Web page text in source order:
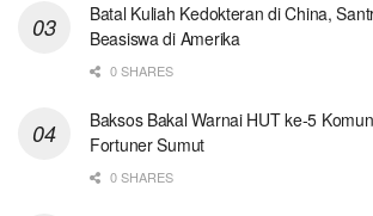
Batal Kuliah Kedokteran di China,
Beasiswa di Amerika
0 SHARES
Baksos Bakal Warnai HUT ke-5
Fortuner Sumut
0 SHARES